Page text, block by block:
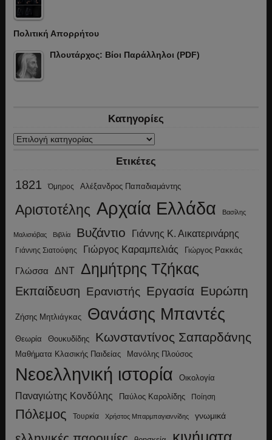
Πολιτική Απορρήτου
Πλουτάρχος: Βίοι Παράλληλοι (PDF)
Κατηγορίες
Κατηγορίες
Ετικέτες
1821 Όμηρος Αλέξανδρος Παπαδιαμάντης
Αριστοτέλης Αρχαία Ελλάδα Βασίλης
Μαλισιόβας Βιβλία Βυζάντιο Γιάννης Κ. Αικατερινάρης
Γιάννης Σιατούφης Γιώργος Καραμπελιάς Γιώργος Ρακκάς
Γλώσσα ΔΝΤ Δημήτρης Τζήκας
Εκπαίδευση Ερανιστής Εργασία Ευρώπη
Ζήσης Μητλιάγκας Θανάσης Μπαντές
Θεωρία Θουκυδίδης Κωνσταντίνος Σαπαρδάνης
Μαθήματα Κλασικής Παιδείας Μανόλης Πλούσος
Νεοελληνική ιστορία Οικολογία
Παναγιώτης Κονδύλης Παύλος Καρολίδης Ποίηση
Πόλεμος Τουρκία Χρήστος Μπαρμπαγιαννίδης γνωμικά